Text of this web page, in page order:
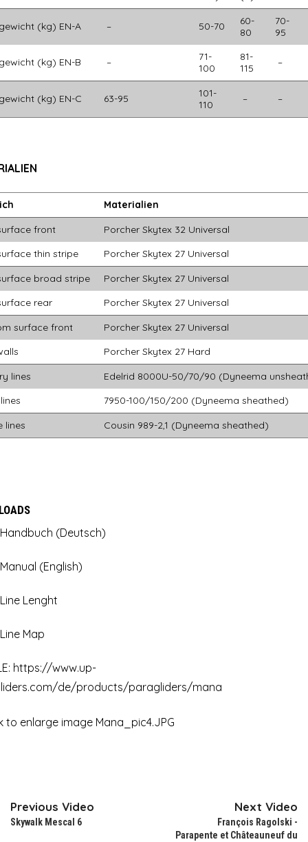
(kg) EN-A – 50-70
60-
80
70-
95
(kg) EN-B –
71-
100
81-
115
–
(kg) EN-C 63-95
101-
110
– –
Materialien
front
Porcher Skytex 32 Universal
thin stripe
Porcher Skytex 27 Universal
broad stripe
Porcher Skytex 27 Universal
rear
Porcher Skytex 27 Universal
surface front
Porcher Skytex 27 Universal
Porcher Skytex 27 Hard
lines
Edelrid 8000U-50/70/90 (Dyneema
7950-100/150/200 (Dyneema sheathed)
lines
Cousin 989-2,1 (Dyneema sheathed)
(Deutsch)
(English)
Lenght
Map
https://www.up-
de/products/paragliders/mana
Previous Video
Skywalk Mescal 6
Next Video
François Ragolski -
Parapente et Châteauneuf du